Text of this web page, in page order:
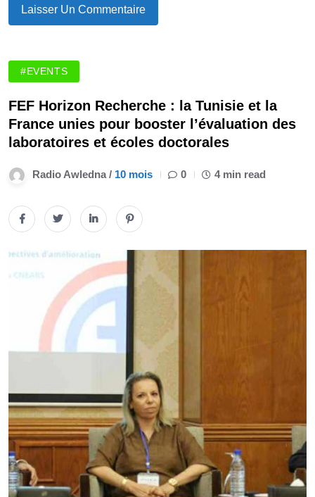
#EVENTS
FEF Horizon Recherche : la Tunisie et la
France unies pour booster l’évaluation des
laboratoires et écoles doctorales
Radio Awledna / 10 mois 0 4 min read